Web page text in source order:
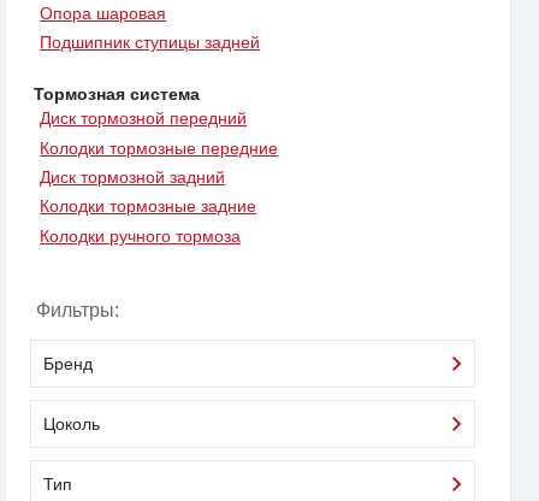
Опора шаровая
Подшипник ступицы задней
Тормозная система
Диск тормозной передний
Колодки тормозные передние
Диск тормозной задний
Колодки тормозные задние
Колодки ручного тормоза
Фильтры:
Бренд
Цоколь
Тип